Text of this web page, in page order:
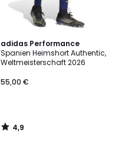
adidas Performance
Spanien Heimshort Authentic,
Weltmeisterschaft 2026
55,00 €
4,9
/ 5
4,9
/